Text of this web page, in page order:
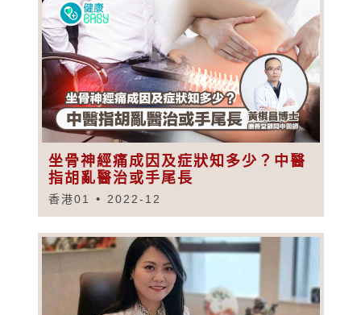
坐骨神經痛成因及症狀知多少？中醫
指胡亂醫治或手尾長
香港01 2022-12